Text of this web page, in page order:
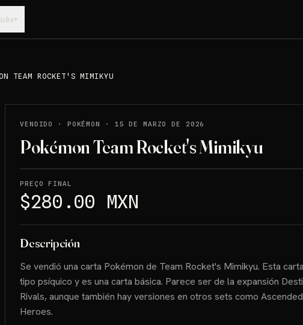
▾
TEAM ROCKET'S MIMIKYU
VENDIDO · POKÉMON · 15 DE MARZO DE 2026
Pokémon Team Rocket's Mimikyu
PREÇO FINAL
$280.00 MXN
Descripción
Se vendió una carta Pokémon de Team Rocket's Mimikyu. Esta
tipo psíquico y es una carta básica. Parece ser de la expansión
Rivals, aunque también hay versiones en otros sets como Ascended
Heroes.